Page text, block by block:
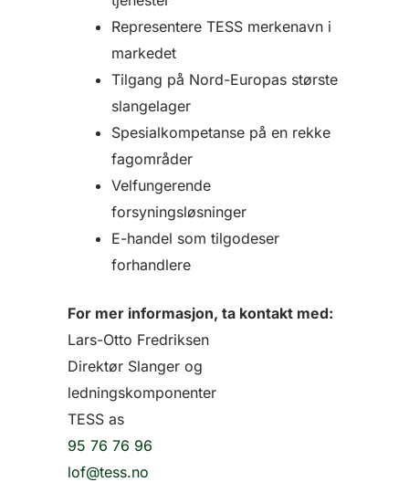
Representere TESS merkenavn i
markedet
Tilgang på Nord-Europas største
slangelager
Spesialkompetanse på en rekke
fagområder
Velfungerende
forsyningsløsninger
E-handel som tilgodeser
forhandlere
For mer informasjon, ta kontakt med:
Lars-Otto Fredriksen
Direktør Slanger og
ledningskomponenter
TESS as
95 76 76 96
lof@tess.no